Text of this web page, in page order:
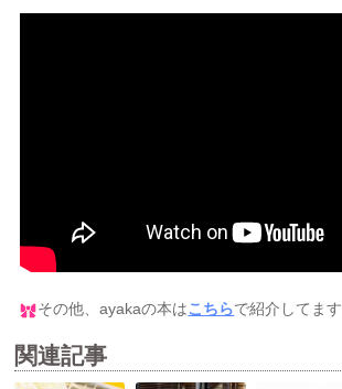
その他、ayakaの本はこちらで紹介してます
関連記事